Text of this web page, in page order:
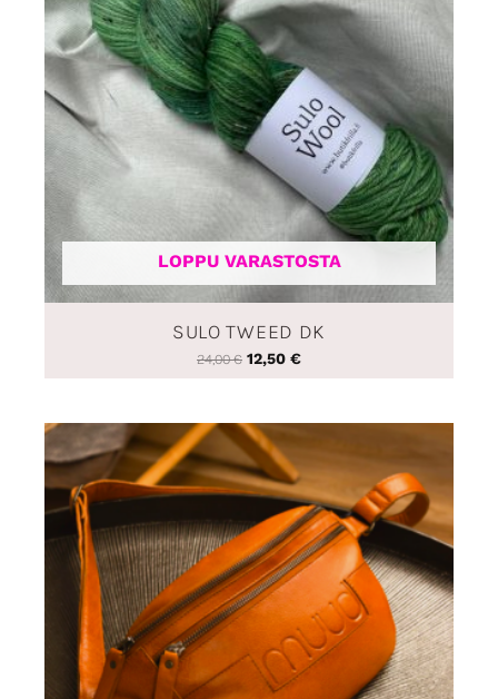
LOPPU VARASTOSTA
SULO TWEED DK
24,00€ 12,50 €